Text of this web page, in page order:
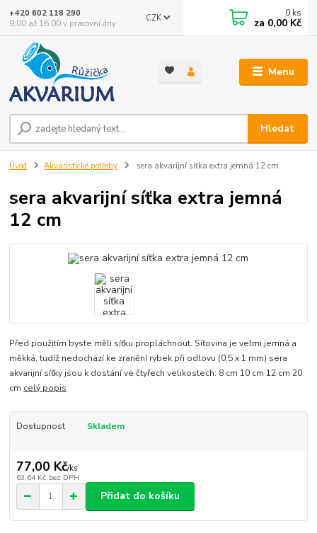
Menu
CZK
Hledat
+420 602 118 290
9:00 až 16:00 v pracovní dny
0 ks
za 0,00 Kč
Úvod Akvaristické potřeby sera akvarijní síťka extra jemná 12 cm
sera akvarijní síťka extra jemná
12 cm
Před použitím byste měli síťku propláchnout. Síťovina je velmi jemná a
měkká, tudíž nedochází ke zranění rybek při odlovu (0,5 x 1 mm) sera
akvarijní síťky jsou k dostání ve čtyřech velikostech: 8 cm 10 cm 12 cm 20
cm celý popis
Dostupnost Skladem
77,00 Kč/ks
63,64 Kč bez DPH
Přidat do košíku